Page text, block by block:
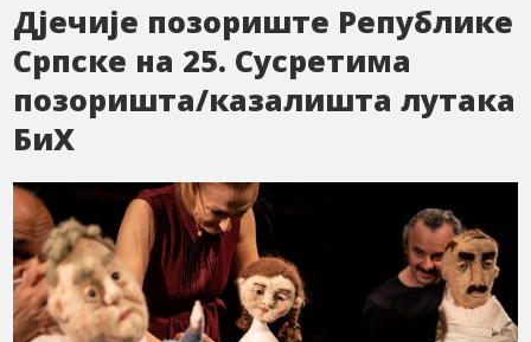
Дјечије позориште Републике
Српске на 25. Сусретима
позоришта/казалишта лутака
БиХ